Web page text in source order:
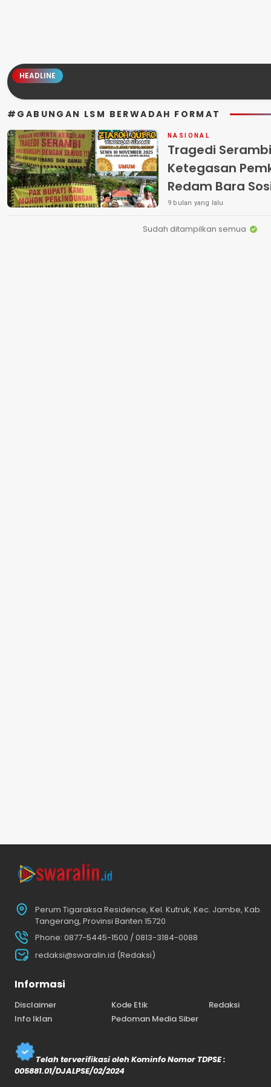
HEADLINE
#GABUNGAN LSM BERWADAH FORMAT
NASIONAL
Tragedi
Ketegasan
Redam Bara
“FORMAT
Turun Tangan
9 bulan yang lalu
Sudah ditampilkan semua
Perum Tigaraksa Residence, Kel. Kutruk, Kec. Jambe, Kab.
Tangerang, Provinsi Banten 15720
Phone: 0877-5445-1500 / 0813-3184-0088
redaksi@swaralin.id (Redaksi)
Informasi
Disclaimer Kode Etik
Redaksi
Info Iklan
Pedoman Media Siber
Telah terverifikasi oleh Kominfo Nomor TDPSE :
005881.01/DJALPSE/02/2024